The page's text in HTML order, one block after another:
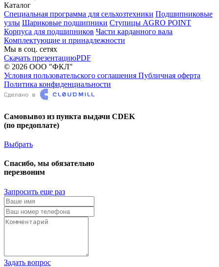
Каталог
Специальная программа для сельхозтехники Подшипниковые
узлы Шариковые подшипники Ступицы AGRO POINT
Корпуса для подшипников Части карданного вала
Комплектующие и принадлежности
Мы в соц. сетях
Скачать презентациюPDF
© 2026 ООО "ФКЛ"
Условия пользовательского соглашения Публичная оферта
Политика конфиденциальности
Самовывоз из пункта выдачи CDEK
(по предоплате)
Выбрать
Спасибо, мы обязательно
перезвоним
Запросить еще раз
Задать вопрос